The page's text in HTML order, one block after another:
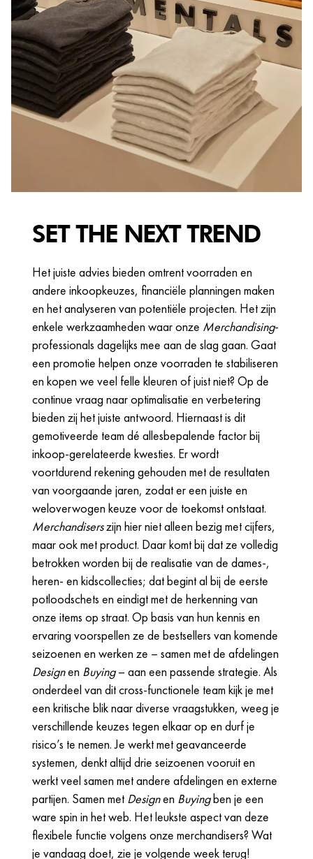
SET THE NEXT TREND
Het juiste advies bieden omtrent voorraden en
andere inkoopkeuzes, financiële planningen maken
en het analyseren van potentiële projecten. Het zijn
enkele werkzaamheden waar onze Merchandising-
professionals dagelijks mee aan de slag gaan. Gaat
een promotie helpen onze voorraden te stabiliseren
en kopen we veel felle kleuren of juist niet? Op de
continue vraag naar optimalisatie en verbetering
bieden zij het juiste antwoord. Hiernaast is dit
gemotiveerde team dé allesbepalende factor bij
inkoop-gerelateerde kwesties. Er wordt
voortdurend rekening gehouden met de resultaten
van voorgaande jaren, zodat er een juiste en
weloverwogen keuze voor de toekomst ontstaat.
Merchandiserszijn hier niet alleen bezig met cijfers,
maar ook met product. Daar komt bij dat ze volledig
betrokken worden bij de realisatie van de dames-,
heren- en kidscollecties; dat begint al bij de eerste
potloodschets en eindigt met de herkenning van
onze items op straat. Op basis van hun kennis en
ervaring voorspellen ze de bestsellers van komende
seizoenen en werken ze – samen met de afdelingen
Designen Buying– aan een passende strategie. Als
onderdeel van dit cross-functionele team kijk je met
een kritische blik naar diverse vraagstukken, weeg je
verschillende keuzes tegen elkaar op en durf je
risico’s te nemen. Je werkt met geavanceerde
systemen, denkt altijd drie seizoenen vooruit en
werkt veel samen met andere afdelingen en externe
partijen. Samen met Designen Buyingben je een
ware spin in het web. Het leukste aspect van deze
flexibele functie volgens onze merchandisers? Wat
je vandaag doet, zie je volgende week terug!